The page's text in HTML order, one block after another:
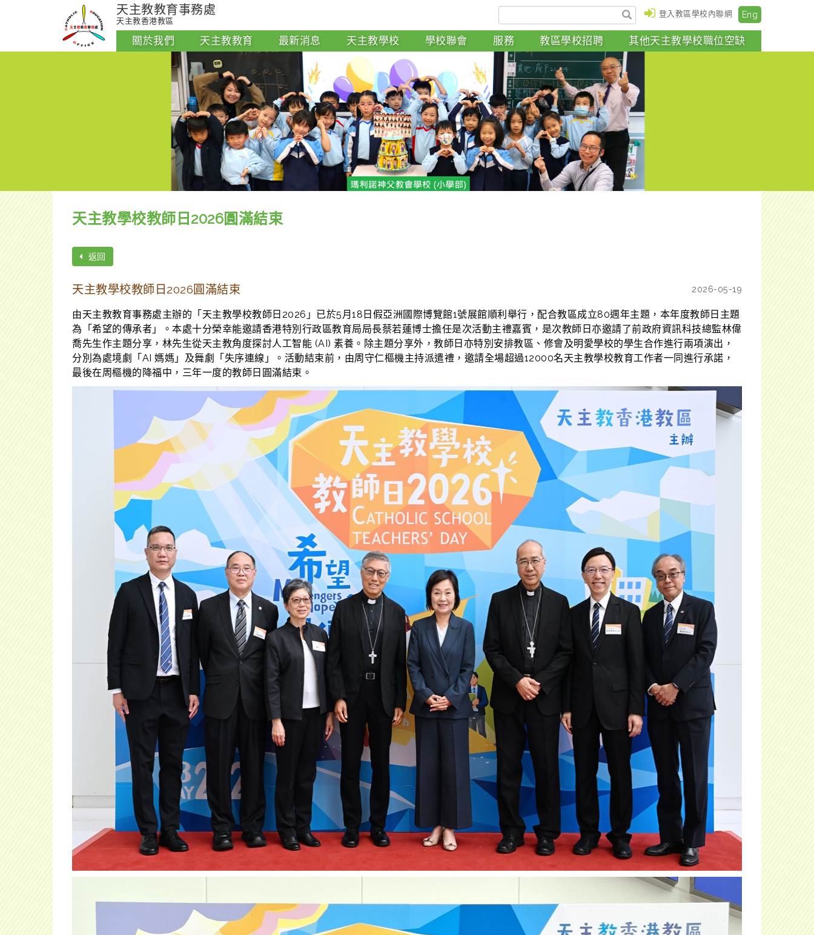
登入教區學校內聯網 Eng
天主教教育事務處
天主教香港教區
關於我們 天主教教育 最新消息 天主教學校 學校聯會 服務 教區學校招聘 其他天主教學校職位空缺
天主教學校教師日2026圓滿結束
返回
天主教學校教師日2026圓滿結束 2026-05-19
由天主教教育事務處主辦的「天主教學校教師日2026」已於5月18日假亞洲國際博覽館1號展館順利舉行，配合教區成立80週年主題，本年度教師日主題
為「希望的傳承者」。本處十分榮幸能邀請香港特別行政區教育局局長蔡若蓮博士擔任是次活動主禮嘉賓，是次教師日亦邀請了前政府資訊科技總監林偉
喬先生作主題分享，林先生從天主教角度探討人工智能 (AI) 素養。除主題分享外，教師日亦特別安排教區、修會及明愛學校的學生合作進行兩項演出，
分別為處境劇「AI 媽媽」及舞劇「失序連線」。活動結束前，由周守仁樞機主持派遣禮，邀請全場超過12000名天主教學校教育工作者一同進行承諾，
最後在周樞機的降福中，三年一度的教師日圓滿結束。